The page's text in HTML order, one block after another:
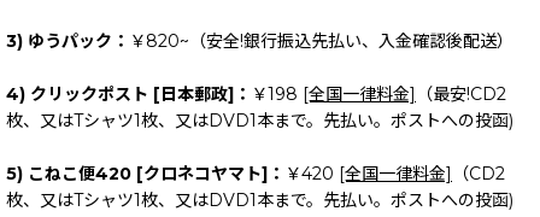
3) ゆうパック： ￥820~（安全!銀行振込先払い、入金確認後配送）
4) クリックポスト [日本郵政]： ￥198 [全国一律料金]
（最安!CD2
枚、又はTシャツ1枚、又はDVD1本まで。先払い。ポストへの投函)
5) こねこ便420 [クロネコヤマト]： ￥420 [全国一律料金]
（CD2
枚、又はTシャツ1枚、又はDVD1本まで。先払い。ポストへの投函)